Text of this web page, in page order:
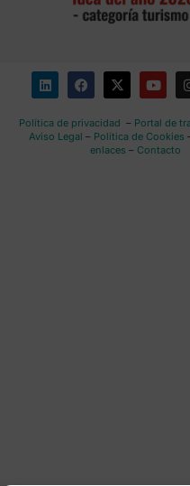
Política de privacidad – Portal de
Aviso Legal – Política de Cookies
enlaces – Contacto